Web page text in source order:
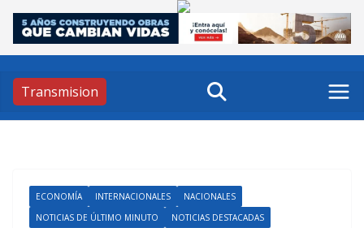
Skip
content
Transmision
ECONOMÍA INTERNACIONALES
NACIONALES
NOTICIAS DE ÚLTIMO MINUTO
NOTICIAS DESTACADAS